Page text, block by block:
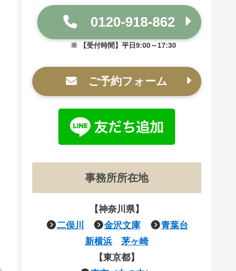
0120-918-862
【受付時間】平日9:00～17:30
ご予約フォーム
事務所所在地
【神奈川県】
二俣川
金沢文庫
青葉台
新横浜
茅ヶ崎
【東京都】